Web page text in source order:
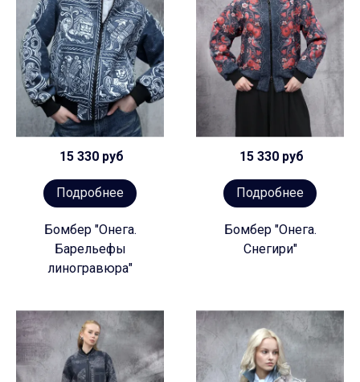
15 330 руб
Подробнее
Бомбер "Онега.
Барельефы
линогравюра"
15 330 руб
Подробнее
Бомбер "Онега.
Снегири"